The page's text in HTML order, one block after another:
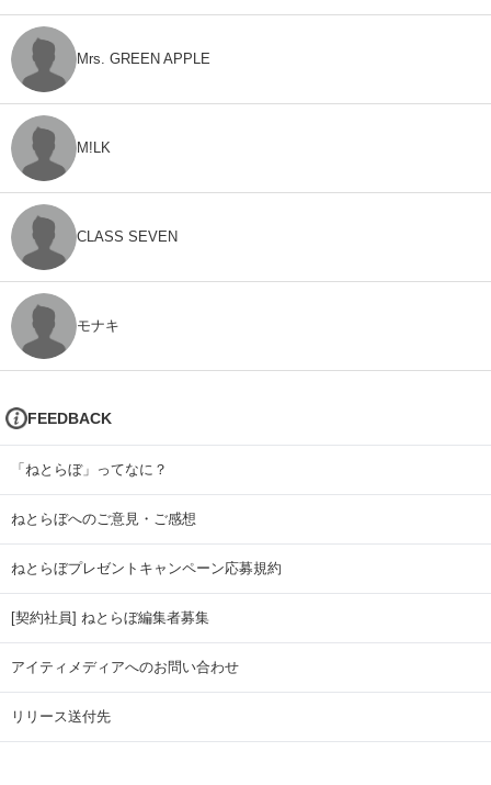
Mrs. GREEN APPLE
M!LK
CLASS SEVEN
モナキ
FEEDBACK
「ねとらぼ」ってなに？
ねとらぼへのご意見・ご感想
ねとらぼプレゼントキャンペーン応募規約
[契約社員] ねとらぼ編集者募集
アイティメディアへのお問い合わせ
リリース送付先